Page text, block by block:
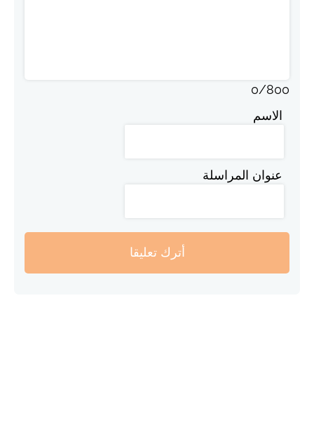
0/800
الاسم
عنوان المراسلة
أترك تعليقا